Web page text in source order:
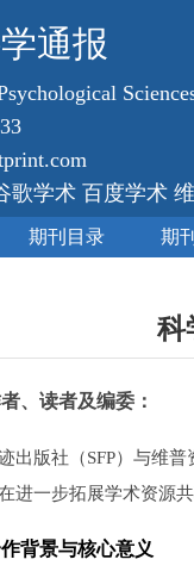
通报
歌学术 百度学术
期刊目录 期
科
、读者及编委：
出版社（SFP）与维
进一步拓展学术资源
背景与核心意义